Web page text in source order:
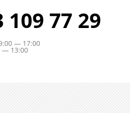
109 77 29
— 17:00
— 13:00